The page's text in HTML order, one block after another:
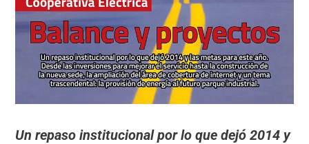
Un repaso institucional por lo que dejó 2014 y